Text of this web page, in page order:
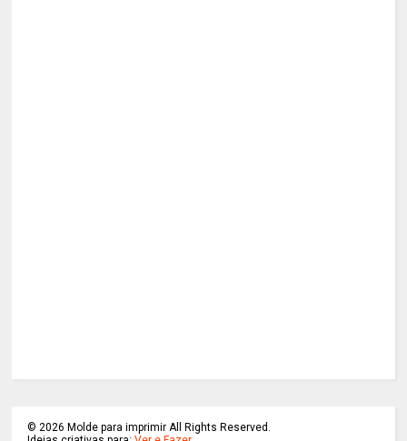
©2026 Molde para imprimir All Rights Reserved.